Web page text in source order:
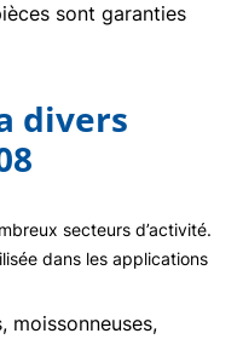
sont garanties
divers
secteurs d’activité.
dans les applications